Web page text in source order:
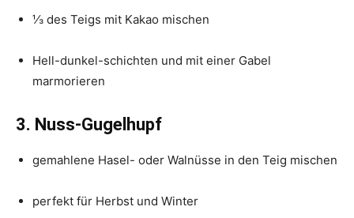
⅓ des Teigs mit Kakao mischen
Hell-dunkel-schichten und mit einer Gabel
marmorieren
3. Nuss-Gugelhupf
gemahlene Hasel- oder Walnüsse in den Teig mischen
perfekt für Herbst und Winter